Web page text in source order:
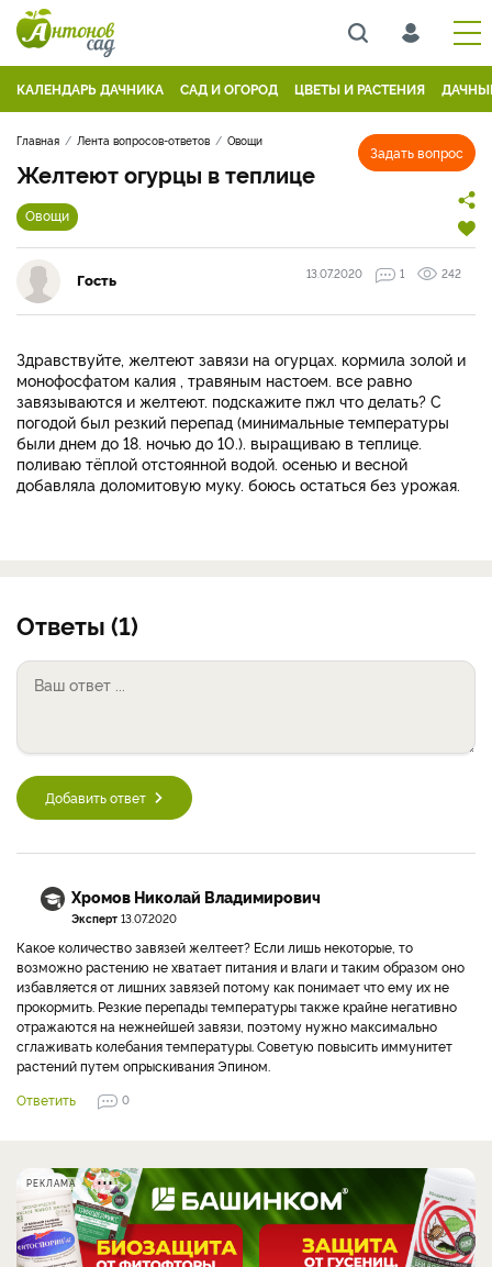
КАЛЕНДАРЬ ДАЧНИКА САД И ОГОРОД ЦВЕТЫ И РАСТЕНИЯ
Задать вопрос
Главная Лента вопросов-ответов Овощи
Желтеют огурцы в теплице
Овощи
Гость 13.07.2020 1 242
Здравствуйте, желтеют завязи на огурцах. кормила золой и
монофосфатом калия , травяным настоем. все равно
завязываются и желтеют. подскажите пжл что делать? С
погодой был резкий перепад (минимальные температуры
были днем до 18. ночью до 10.). выращиваю в теплице.
поливаю тёплой отстоянной водой. осенью и весной
добавляла доломитовую муку. боюсь остаться без урожая.
Ответы (1)
Добавить ответ
Хромов Николай Владимирович
Эксперт 13.07.2020
Какое количество завязей желтеет? Если лишь некоторые, то
возможно растению не хватает питания и влаги и таким образом оно
избавляется от лишних завязей потому как понимает что ему их не
прокормить. Резкие перепады температуры также крайне негативно
отражаются на нежнейшей завязи, поэтому нужно максимально
сглаживать колебания температуры. Советую повысить иммунитет
растений путем опрыскивания Эпином.
Ответить
0
РЕКЛАМА